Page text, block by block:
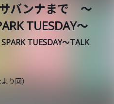
バンナまで ～
TUESDAY～
TUESDAY～TALK
り回）